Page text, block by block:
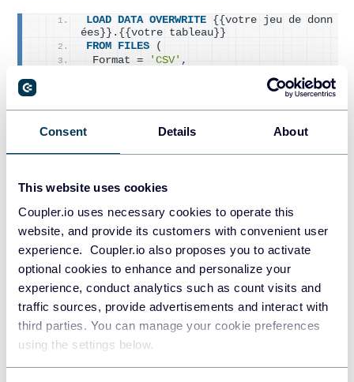
Consent Details About
This website uses cookies
Coupler.io uses necessary cookies to operate this
website, and provide its customers with convenient user
experience. Coupler.io also proposes you to activate
optional cookies to enhance and personalize your
experience, conduct analytics such as count visits and
traffic sources, provide advertisements and interact with
third parties. You can manage your cookie preferences
using the settings below.
LOAD DATA OVERWRITE {{votre jeu de donn
ées}}.{{votre tableau}}
FROM FILES (
Format =
'CSV' ,
'gs://bucket/path/file.csv' ])
Stripe Sigma et webhooks pour
des exportations automatisées
vers BigQuery
Stripe a son propre produit appelé Stripe Sigma qui est
destiné à vous aider à accéder à vos données. Vous pouvez
utiliser SQL pour extraire le type de données dont vous
avez besoin et créer des rapports ou les pousser plus loin
dans des outils comme BigQuery avec Python, par exemple.
Sigma est un add-on payant, consultez lecalculateur de
prix pratiquepour en savoir plus sur les coûts estimés que
vous auriez à inclure.